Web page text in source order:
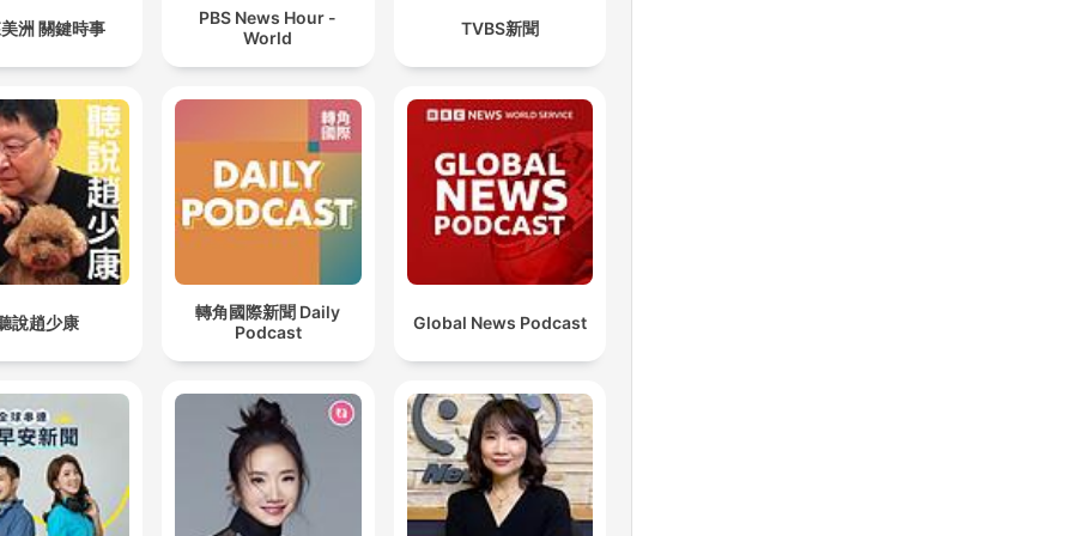
洲 關鍵時事
PBS News Hour -
World
TVBS新聞
說趙少康
轉角國際新聞 Daily
Podcast
Global News Podcast